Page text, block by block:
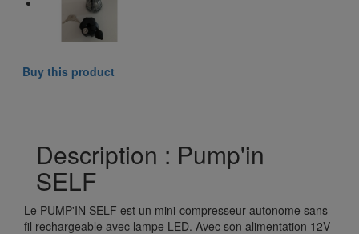
Buy this product
Description : Pump'in
SELF
Le PUMP'IN SELF est un mini-compresseur autonome sans
fil rechargeable avec lampe LED. Avec son alimentation 12V